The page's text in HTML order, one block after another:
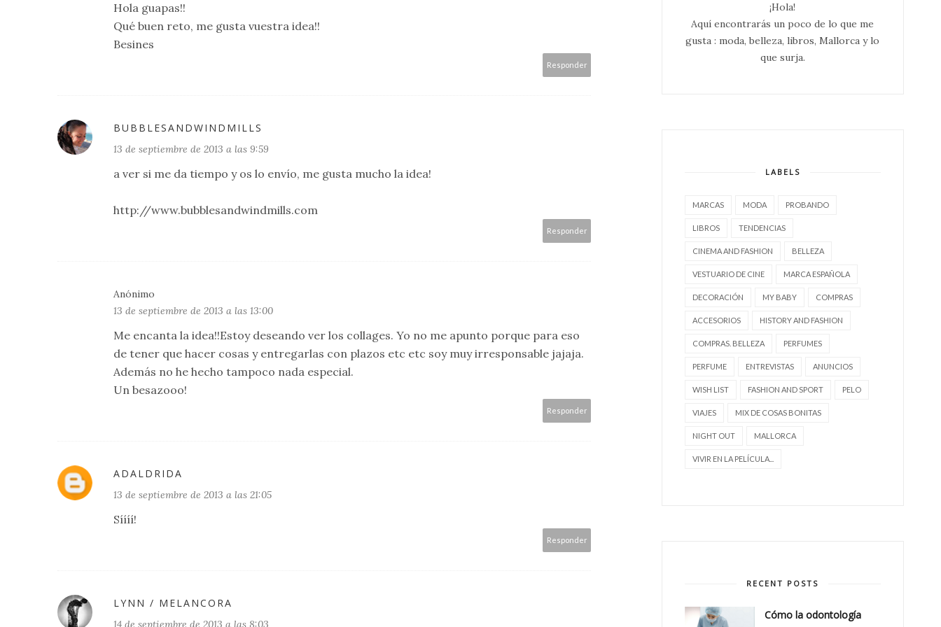
Hola guapas!!
Qué buen reto, me gusta vuestra idea!!
Besines
Responder
BUBBLESANDWINDMILLS
13 de septiembre de 2013 a las 9:59
a ver si me da tiempo y os lo envío, me gusta mucho la idea!
http://www.bubblesandwindmills.com
Responder
Anónimo
13 de septiembre de 2013 a las 13:00
Me encanta la idea!!Estoy deseando ver los collages. Yo no me apunto porque para eso
de tener que hacer cosas y entregarlas con plazos etc etc soy muy irresponsable jajaja.
Además no he hecho tampoco nada especial.
Un besazooo!
Responder
ADALDRIDA
13 de septiembre de 2013 a las 21:05
Síííí!
Responder
LYNN / MELANCORA
14 de septiembre de 2013 a las 8:03
¡Hola!
Aquí encontrarás un poco de lo que me
gusta : moda, belleza, libros, Mallorca y lo
que surja.
LABELS
MARCAS MODA PROBANDO
LIBROS TENDENCIAS
CINEMA AND FASHION BELLEZA
VESTUARIO DE CINE MARCA ESPAÑOLA
DECORACIÓN MY BABY COMPRAS
ACCESORIOS HISTORY AND FASHION
COMPRAS. BELLEZA PERFUMES
PERFUME ENTREVISTAS ANUNCIOS
WISH LIST FASHION AND SPORT PELO
VIAJES MIX DE COSAS BONITAS
NIGHT OUT MALLORCA
VIVIR EN LA PELÍCULA...
RECENT POSTS
Cómo la odontología